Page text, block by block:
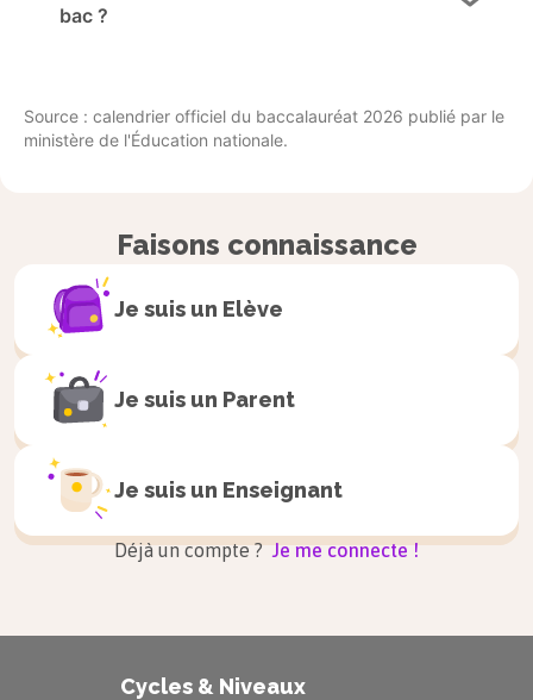
bac ?
Source : calendrier officiel du baccalauréat 2026 publié par le
ministère de l'Éducation nationale.
Faisons connaissance
Je suis un Elève
Je suis un Parent
Je suis un Enseignant
Déjà un compte ? Je me connecte !
Cycles & Niveaux